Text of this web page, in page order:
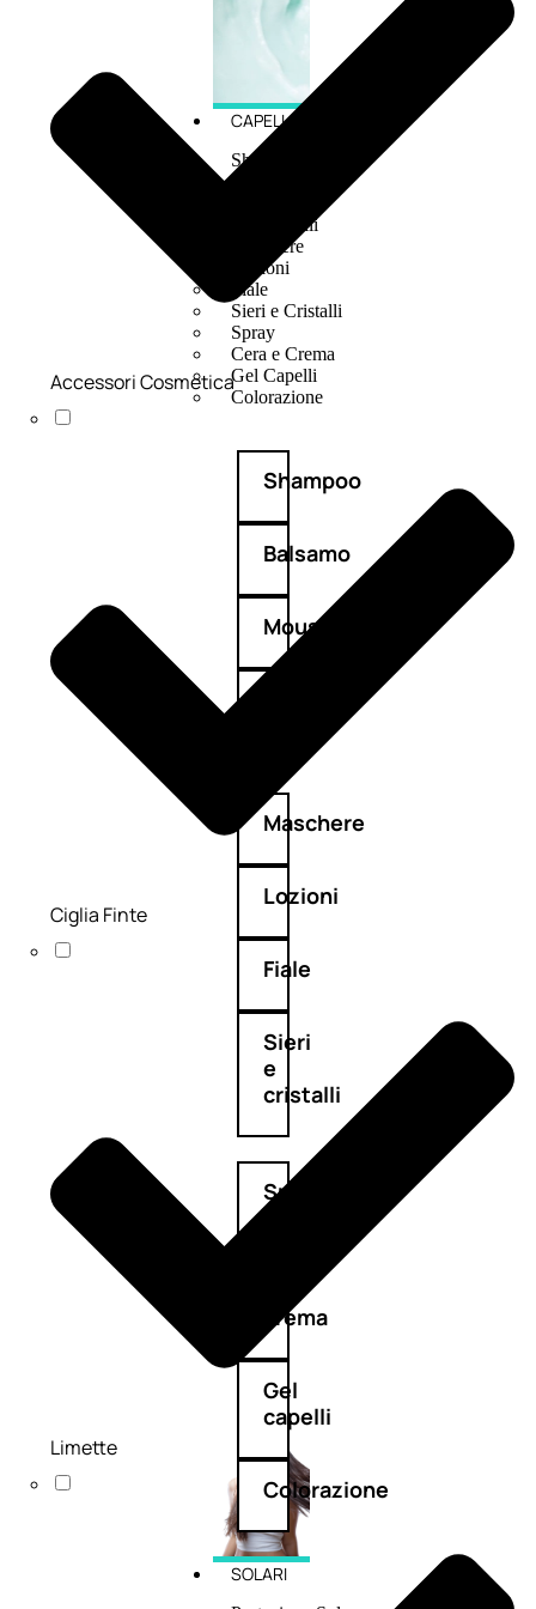
CAPELLI
Shampoo
Balsamo
Olii Capelli
Maschere
Lozioni
Fiale
Sieri e Cristalli
Spray
Cera e Crema
Gel Capelli
Colorazione
Shampoo
Balsamo
Mousse
Maschere
Lozioni
Fiale
Sieri
e
cristalli
Spray
crema
Gel
capelli
Colorazione
SOLARI
Accessori Cosmetica
Ciglia Finte
Limette